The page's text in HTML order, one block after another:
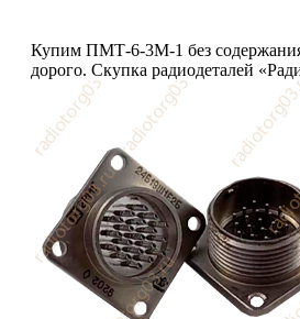
Купим ПМТ-6-3М-1 без содержания
дорого. Скупка радиодеталей